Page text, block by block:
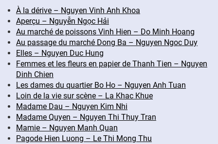
À la dérive – Nguyen Vinh Anh Khoa
Aperçu – Nguyễn Ngọc Hải
Au marché de poissons Vinh Hien – Do Minh Hoang
Au passage du marché Dong Ba – Nguyen Ngoc Duy
Elles – Nguyen Duc Hung
Femmes et les fleurs en papier de Thanh Tien – Nguyen
Dinh Chien
Les dames du quartier Bo Ho – Nguyen Anh Tuan
Loin de la vie sur scène – La Khac Khue
Madame Dau – Nguyen Kim Nhi
Madame Quyen – Nguyen Thi Thuy Tran
Mamie – Nguyen Manh Quan
Pagode Hien Luong – Le Thi Mong Thu